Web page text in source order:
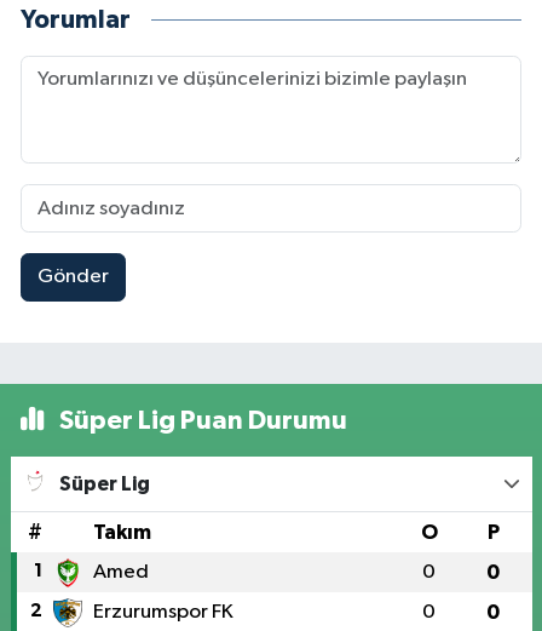
Yorumlar
Gönder
Süper Lig Puan Durumu
Süper Lig
# Takım O P
1 Amed 0 0
2 Erzurumspor FK 0 0